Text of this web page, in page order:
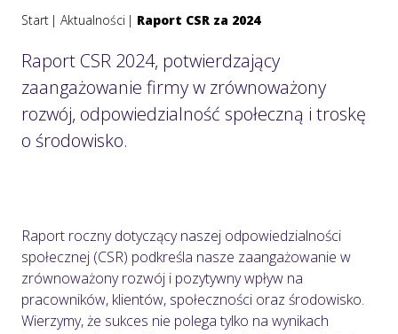
Start Aktualności Raport CSR za 2024
Raport CSR 2024, potwierdzający
zaangażowanie firmy w zrównoważony
rozwój, odpowiedzialność społeczną i troskę
o środowisko.
Raport roczny dotyczący naszej odpowiedzialności
społecznej (CSR) podkreśla nasze zaangażowanie w
zrównoważony rozwój i pozytywny wpływ na
pracowników, klientów, społeczności oraz środowisko.
Wierzymy, że sukces nie polega tylko na wynikach